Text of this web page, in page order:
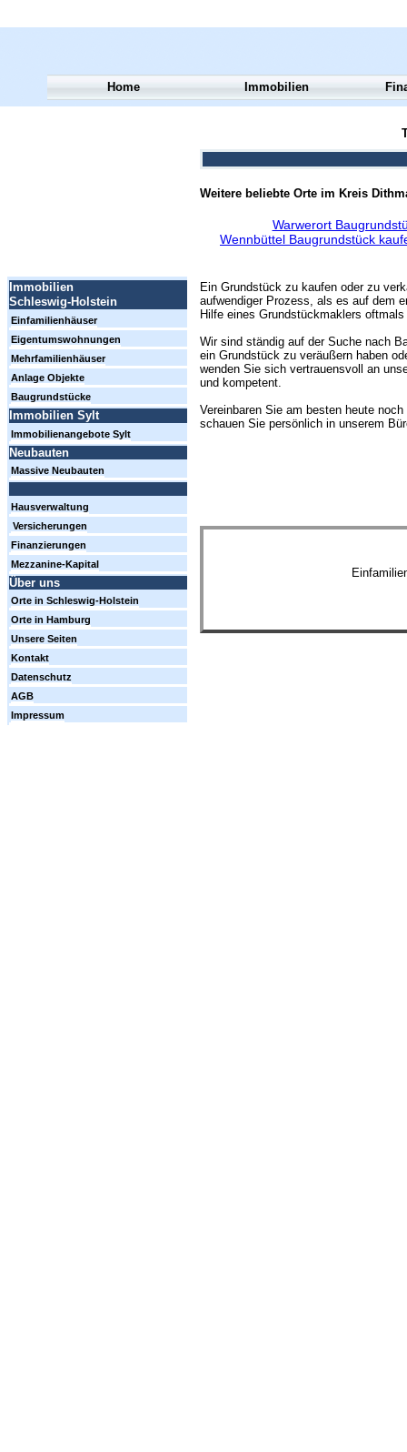
Weitere beliebte Orte im Kreis
Warwerort
Wennbüttel Baugrundstück
Ein Grundstück zu kaufen oder zu
aufwendiger Prozess, als es auf dem
Hilfe eines Grundstückmaklers
Wir sind ständig auf der Suche nach
ein Grundstück zu veräußern haben
wenden Sie sich vertrauensvoll an
und kompetent.
Vereinbaren Sie am besten heute
schauen Sie persönlich in unserem
Home Immobilien
Immobilien
Schleswig-Holstein
Einfamilienhäuser
Eigentumswohnungen
Mehrfamilienhäuser
Anlage Objekte
Baugrundstücke
Immobilien Sylt
Immobilienangebote Sylt
Neubauten
Massive Neubauten
Hausverwaltung
Versicherungen
Finanzierungen
Mezzanine-Kapital
Über uns
Orte in Schleswig-Holstein
Orte in Hamburg
Unsere Seiten
Kontakt
Datenschutz
AGB
Impressum